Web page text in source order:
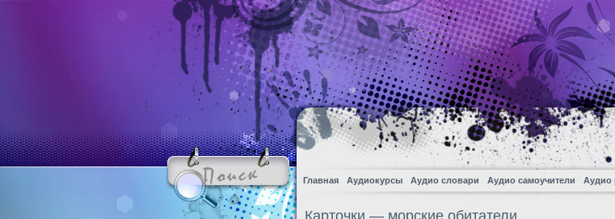
Главная Аудиокурсы Аудио словари Аудио самоучители Аудио
Карточки — морские обитатели